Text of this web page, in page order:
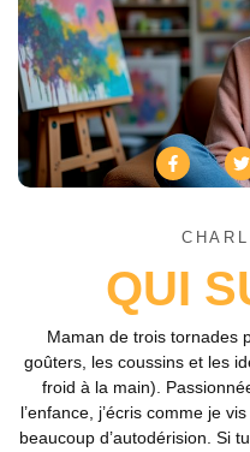
QUI
Maman de trois tornades
goûters, les coussins et les
froid à la main).
l’enfance, j’écris comme je
beaucoup d’autodérision. Si